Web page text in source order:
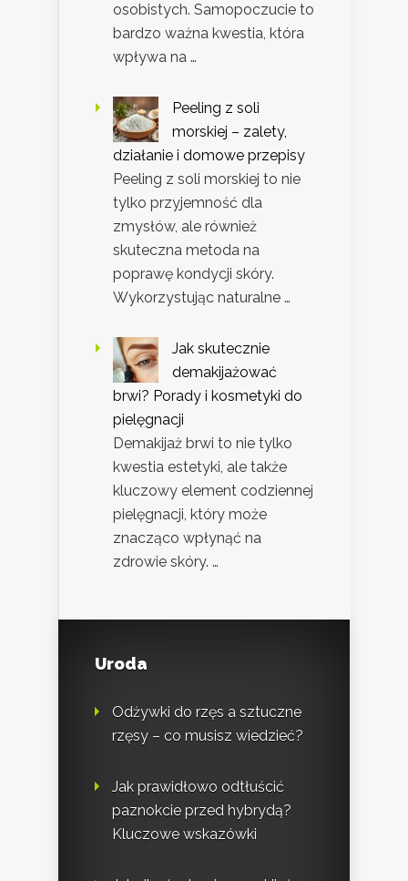
osobistych. Samopoczucie to
bardzo ważna kwestia, która
wpływa na …
Peeling z soli
morskiej – zalety,
działanie i domowe przepisy
Peeling z soli morskiej to nie
tylko przyjemność dla
zmysłów, ale również
skuteczna metoda na
poprawę kondycji skóry.
Wykorzystując naturalne …
Jak skutecznie
demakijażować
brwi? Porady i kosmetyki do
pielęgnacji
Demakijaż brwi to nie tylko
kwestia estetyki, ale także
kluczowy element codziennej
pielęgnacji, który może
znacząco wpłynąć na
zdrowie skóry. …
Uroda
Odżywki do rzęs a sztuczne
rzęsy – co musisz wiedzieć?
Jak prawidłowo odtłuścić
paznokcie przed hybrydą?
Kluczowe wskazówki